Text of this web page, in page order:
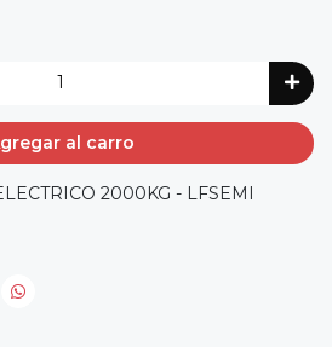
al carro
2000KG - LFSEMI